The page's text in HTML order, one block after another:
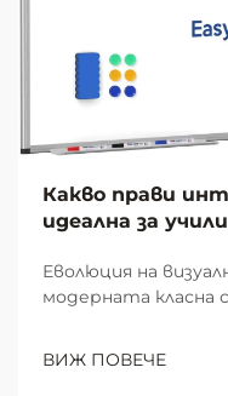
Какво прави
идеална за
Еволюция на
модерната класна
като
ВИЖ ПОВЕЧЕ